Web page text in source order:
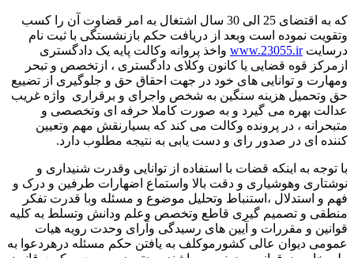
که به اقتضای 25 الی 30 سال اشتغال به امر قضاوت آن را کسب
نموده است وبعد از دریافت حکم بازنشستگی با ثبت نام
www.23055.irواخذ پروانه وکالت پایه یک دادگستری
قوه قضایی یا کانون وکلای دادگستری ، ازتخصص و تبحر
و توانایی های خود در جهت احقاق حق و جلوگیری از تضییع
هزینه سنگین به شخص واجرای و برقراری واژه غریب
بهره می گیرد و به صورت کاملا حرفه ای وتخصصی و
، در پرونده وکالت می کند که بسیارنقش مهم وتعیین
ای در صدور رای و دست یابی به نتیجه مطلوب دارد.
به اینکه قضات با استفاده از توانایی وقدرت شنیداری و
وهوشیاری و دقت بالا واستماع اضهارات طرفین و درک و
و استدلال ،استنباط وتحلیل موضوع و مسئله وبا قدرت تفکر
و تصمیم گیری قاطع وتخصص وعلم ودانش وتسلط به کلیه
و مقررات و آیین های رسیدگی وآرای وحدت رویه هیات
دیوان عالی کشورموکلف به یافتن حکم مسئله درهردعوا به